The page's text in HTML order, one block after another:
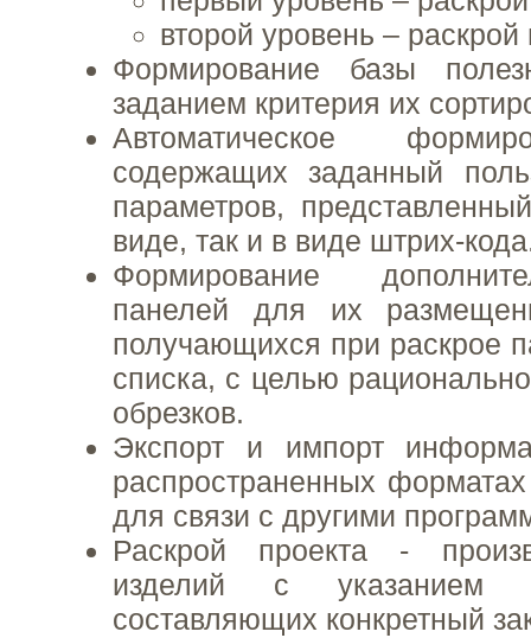
второй уровень –
Формирование базы
заданием критерия их
Автоматическое
содержащих заданный
параметров,
виде, так и в виде штрих-
Формирование
панелей для их
получающихся при раскрое
списка, с целью
обрезков.
Экспорт и импорт
распространенных
для связи с другими
Раскрой проекта -
изделий с указанием
составляющих конкретный